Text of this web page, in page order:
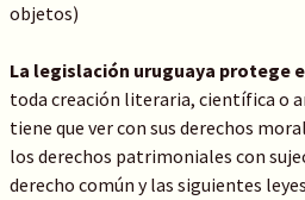
objetos)
La legislación uruguaya protege
toda creación literaria, científica o
tiene que ver con sus derechos
los derechos patrimoniales con
derecho común y las siguientes leyes